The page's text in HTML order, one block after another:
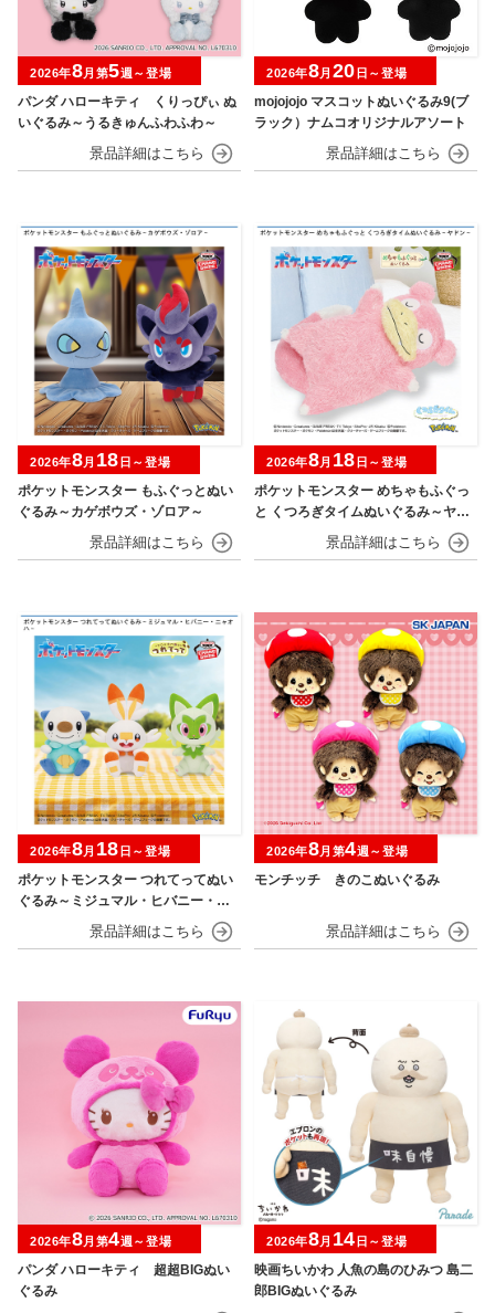
パンダ ハローキティ くりっぴぃ ぬ
いぐるみ～うるきゅんふわふわ～
2026年8月第5週～登場
mojojojo マスコットぬいぐるみ9(ブ
ラック）ナムコオリジナルアソート
2026年8月 20 日～登場
ポケットモンスター もふぐっとぬい
ぐるみ～カゲボウズ・ゾロア～
2026年8月 18 日～登場
ポケットモンスター めちゃもふぐっ
と くつろぎタイムぬいぐるみ～ヤド
2026年8月 18 日～登場
ポケットモンスター つれてってぬい
ぐるみ～ミジュマル・ヒバニー・ニ
2026年8月 18 日～登場
モンチッチ きのこぬいぐるみ
2026年8月第4週～登場
パンダ ハローキティ 超超BIGぬい
ぐるみ
2026年8月第4週～登場
映画ちいかわ 人魚の島のひみつ 島二
郎BIGぬいぐるみ
2026年8月 14 日～登場